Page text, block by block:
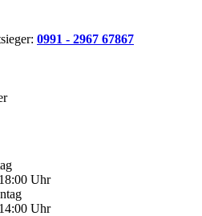
: 0991 - 2967 67867
Uhr
Uhr